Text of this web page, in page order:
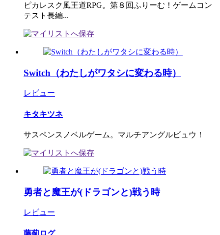
ピカレスク風王道RPG。第８回ふりーむ！ゲームコン
テスト長編...
Switch（わたしがワタシに変わる時）
レビュー
キタキツネ
サスペンスノベルゲーム。マルチアングルビュウ！
勇者と魔王が(ドラゴンと)戦う時
レビュー
藤薊ログ